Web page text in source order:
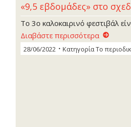
«9,5 εβδομάδες» στο
Το 3ο καλοκαιρινό φεστιβάλ
Διαβάστε περισσότερα
28/06/2022 ΚατηγορίαΤο